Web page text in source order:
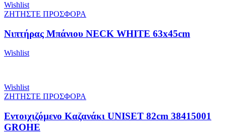
Wishlist
ΖΗΤΗΣΤΕ ΠΡΟΣΦΟΡΑ
Νιπτήρας Μπάνιου NECK WHITE 63x45cm
Wishlist
Wishlist
ΖΗΤΗΣΤΕ ΠΡΟΣΦΟΡΑ
Εντοιχιζόμενο Kαζανάκι UNISET 82cm 38415001
GROHE